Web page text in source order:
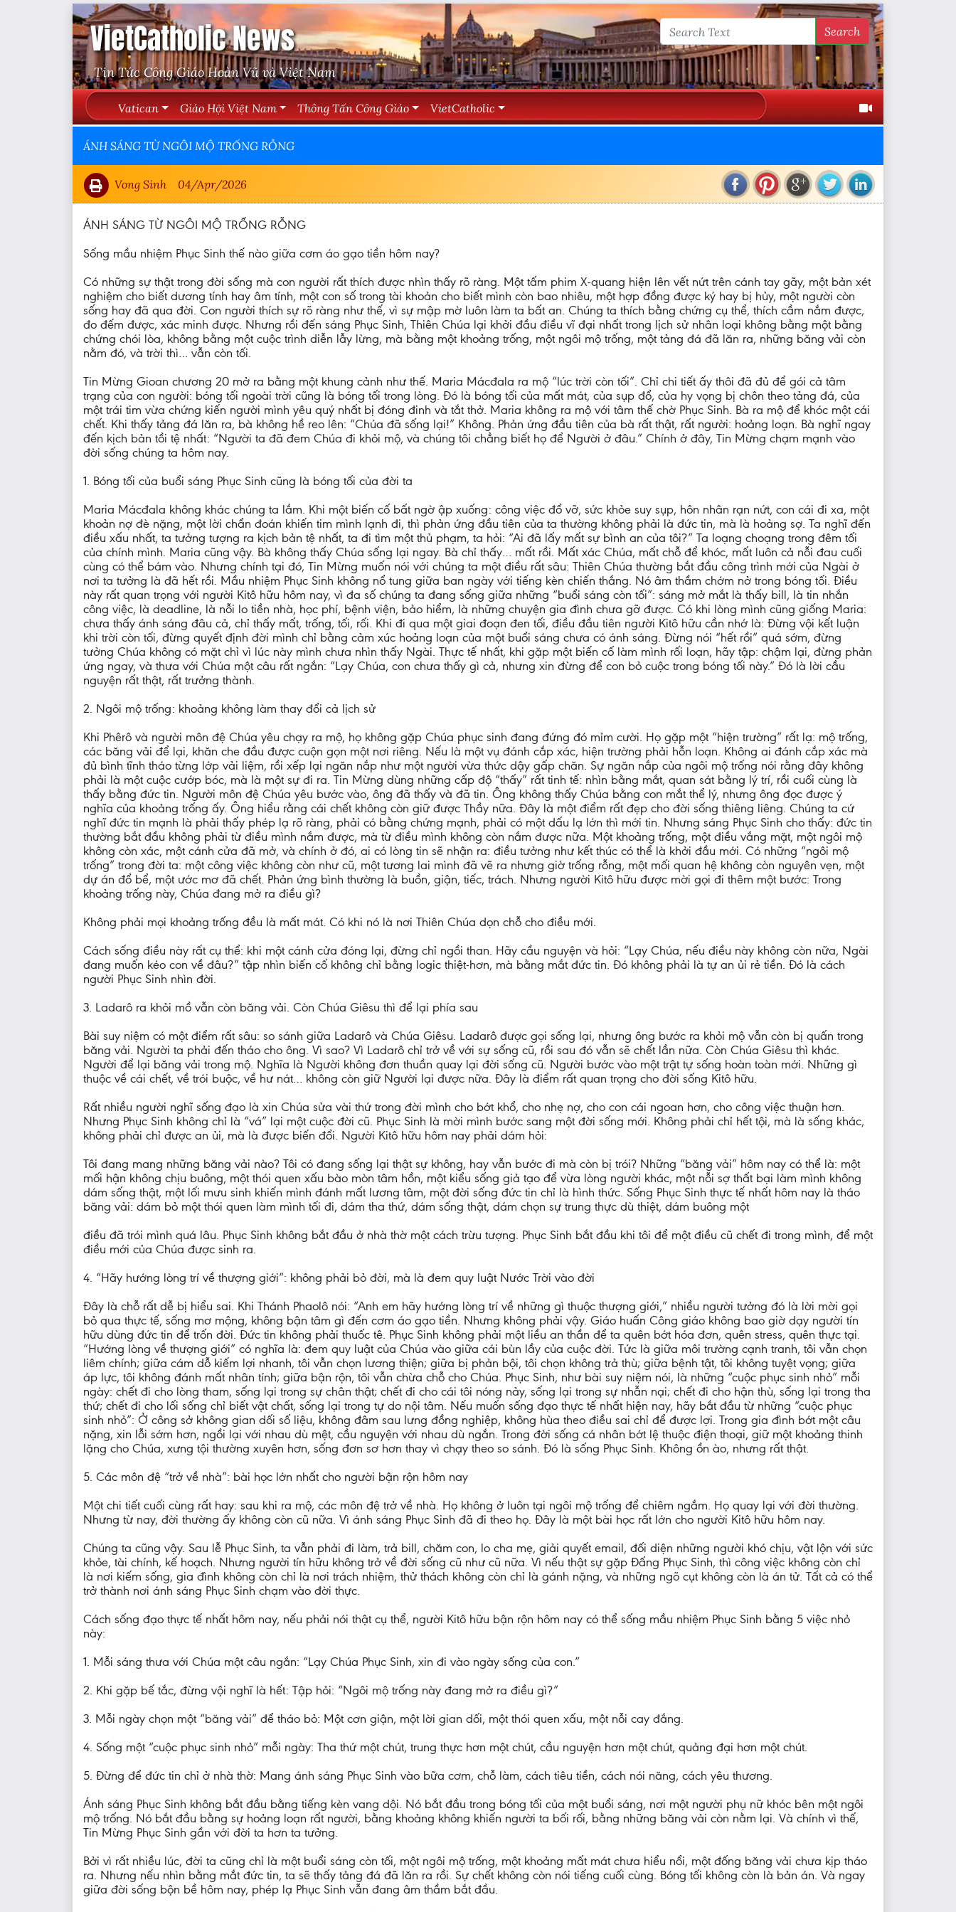
VietCatholic News
Tin Tức Công Giáo Hoàn Vũ và Việt Nam
Search
Vatican Giáo Hội Việt Nam Thông Tấn Công Giáo VietCatholic
ÁNH SÁNG TỪ NGÔI MỘ TRỐNG RỖNG
Vong Sinh 04/Apr/2026
ÁNH SÁNG TỪ NGÔI MỘ TRỐNG RỖNG
Sống mầu nhiệm Phục Sinh thế nào giữa cơm áo gạo tiền hôm nay?
Có những sự thật trong đời sống mà con người rất thích được nhìn thấy rõ ràng. Một tấm phim X-quang hiện lên vết nứt trên cánh tay gãy, một bản xét
nghiệm cho biết dương tính hay âm tính, một con số trong tài khoản cho biết mình còn bao nhiêu, một hợp đồng được ký hay bị hủy, một người còn
sống hay đã qua đời. Con người thích sự rõ ràng như thế, vì sự mập mờ luôn làm ta bất an. Chúng ta thích bằng chứng cụ thể, thích cầm nắm được,
đo đếm được, xác minh được. Nhưng rồi đến sáng Phục Sinh, Thiên Chúa lại khởi đầu điều vĩ đại nhất trong lịch sử nhân loại không bằng một bằng
chứng chói lòa, không bằng một cuộc trình diễn lẫy lừng, mà bằng một khoảng trống, một ngôi mộ trống, một tảng đá đã lăn ra, những băng vải còn
nằm đó, và trời thì… vẫn còn tối.
Tin Mừng Gioan chương 20 mở ra bằng một khung cảnh như thế. Maria Mácđala ra mộ “lúc trời còn tối”. Chỉ chi tiết ấy thôi đã đủ để gói cả tâm
trạng của con người: bóng tối ngoài trời cũng là bóng tối trong lòng. Đó là bóng tối của mất mát, của sụp đổ, của hy vọng bị chôn theo tảng đá, của
một trái tim vừa chứng kiến người mình yêu quý nhất bị đóng đinh và tắt thở. Maria không ra mộ với tâm thế chờ Phục Sinh. Bà ra mộ để khóc một cái
chết. Khi thấy tảng đá lăn ra, bà không hề reo lên: “Chúa đã sống lại!” Không. Phản ứng đầu tiên của bà rất thật, rất người: hoảng loạn. Bà nghĩ ngay
đến kịch bản tồi tệ nhất: “Người ta đã đem Chúa đi khỏi mộ, và chúng tôi chẳng biết họ để Người ở đâu.” Chính ở đây, Tin Mừng chạm mạnh vào
đời sống chúng ta hôm nay.
1. Bóng tối của buổi sáng Phục Sinh cũng là bóng tối của đời ta
Maria Mácđala không khác chúng ta lắm. Khi một biến cố bất ngờ ập xuống: công việc đổ vỡ, sức khỏe suy sụp, hôn nhân rạn nứt, con cái đi xa, một
khoản nợ đè nặng, một lời chẩn đoán khiến tim mình lạnh đi, thì phản ứng đầu tiên của ta thường không phải là đức tin, mà là hoảng sợ. Ta nghĩ đến
điều xấu nhất, ta tưởng tượng ra kịch bản tệ nhất, ta đi tìm một thủ phạm, ta hỏi: “Ai đã lấy mất sự bình an của tôi?” Ta loạng choạng trong đêm tối
của chính mình. Maria cũng vậy. Bà không thấy Chúa sống lại ngay. Bà chỉ thấy… mất rồi. Mất xác Chúa, mất chỗ để khóc, mất luôn cả nỗi đau cuối
cùng có thể bám vào. Nhưng chính tại đó, Tin Mừng muốn nói với chúng ta một điều rất sâu: Thiên Chúa thường bắt đầu công trình mới của Ngài ở
nơi ta tưởng là đã hết rồi. Mầu nhiệm Phục Sinh không nổ tung giữa ban ngày với tiếng kèn chiến thắng. Nó âm thầm chớm nở trong bóng tối. Điều
này rất quan trọng với người Kitô hữu hôm nay, vì đa số chúng ta đang sống giữa những “buổi sáng còn tối”: sáng mở mắt là thấy bill, là tin nhắn
công việc, là deadline, là nỗi lo tiền nhà, học phí, bệnh viện, bảo hiểm, là những chuyện gia đình chưa gỡ được. Có khi lòng mình cũng giống Maria:
chưa thấy ánh sáng đâu cả, chỉ thấy mất, trống, tối, rối. Khi đi qua một giai đoạn đen tối, điều đầu tiên người Kitô hữu cần nhớ là: Đừng vội kết luận
khi trời còn tối, đừng quyết định đời mình chỉ bằng cảm xúc hoảng loạn của một buổi sáng chưa có ánh sáng. Đừng nói “hết rồi” quá sớm, đừng
tưởng Chúa không có mặt chỉ vì lúc này mình chưa nhìn thấy Ngài. Thực tế nhất, khi gặp một biến cố làm mình rối loạn, hãy tập: chậm lại, đừng phản
ứng ngay, và thưa với Chúa một câu rất ngắn: “Lạy Chúa, con chưa thấy gì cả, nhưng xin đừng để con bỏ cuộc trong bóng tối này.” Đó là lời cầu
nguyện rất thật, rất trưởng thành.
2. Ngôi mộ trống: khoảng không làm thay đổi cả lịch sử
Khi Phêrô và người môn đệ Chúa yêu chạy ra mộ, họ không gặp Chúa phục sinh đang đứng đó mỉm cười. Họ gặp một “hiện trường” rất lạ: mộ trống,
các băng vải để lại, khăn che đầu được cuộn gọn một nơi riêng. Nếu là một vụ đánh cắp xác, hiện trường phải hỗn loạn. Không ai đánh cắp xác mà
đủ bình tĩnh tháo từng lớp vải liệm, rồi xếp lại ngăn nắp như một người vừa thức dậy gấp chăn. Sự ngăn nắp của ngôi mộ trống nói rằng đây không
phải là một cuộc cướp bóc, mà là một sự đi ra. Tin Mừng dùng những cấp độ “thấy” rất tinh tế: nhìn bằng mắt, quan sát bằng lý trí, rồi cuối cùng là
thấy bằng đức tin. Người môn đệ Chúa yêu bước vào, ông đã thấy và đã tin. Ông không thấy Chúa bằng con mắt thể lý, nhưng ông đọc được ý
nghĩa của khoảng trống ấy. Ông hiểu rằng cái chết không còn giữ được Thầy nữa. Đây là một điểm rất đẹp cho đời sống thiêng liêng. Chúng ta cứ
nghĩ đức tin mạnh là phải thấy phép lạ rõ ràng, phải có bằng chứng mạnh, phải có một dấu lạ lớn thì mới tin. Nhưng sáng Phục Sinh cho thấy: đức tin
thường bắt đầu không phải từ điều mình nắm được, mà từ điều mình không còn nắm được nữa. Một khoảng trống, một điều vắng mặt, một ngôi mộ
không còn xác, một cánh cửa đã mở, và chính ở đó, ai có lòng tin sẽ nhận ra: điều tưởng như kết thúc có thể là khởi đầu mới. Có những “ngôi mộ
trống” trong đời ta: một công việc không còn như cũ, một tương lai mình đã vẽ ra nhưng giờ trống rỗng, một mối quan hệ không còn nguyên vẹn, một
dự án đổ bể, một ước mơ đã chết. Phản ứng bình thường là buồn, giận, tiếc, trách. Nhưng người Kitô hữu được mời gọi đi thêm một bước: Trong
khoảng trống này, Chúa đang mở ra điều gì?
Không phải mọi khoảng trống đều là mất mát. Có khi nó là nơi Thiên Chúa dọn chỗ cho điều mới.
Cách sống điều này rất cụ thể: khi một cánh cửa đóng lại, đừng chỉ ngồi than. Hãy cầu nguyện và hỏi: “Lạy Chúa, nếu điều này không còn nữa, Ngài
đang muốn kéo con về đâu?” tập nhìn biến cố không chỉ bằng logic thiệt-hơn, mà bằng mắt đức tin. Đó không phải là tự an ủi rẻ tiền. Đó là cách
người Phục Sinh nhìn đời.
3. Ladarô ra khỏi mồ vẫn còn băng vải. Còn Chúa Giêsu thì để lại phía sau
Bài suy niệm có một điểm rất sâu: so sánh giữa Ladarô và Chúa Giêsu. Ladarô được gọi sống lại, nhưng ông bước ra khỏi mộ vẫn còn bị quấn trong
băng vải. Người ta phải đến tháo cho ông. Vì sao? Vì Ladarô chỉ trở về với sự sống cũ, rồi sau đó vẫn sẽ chết lần nữa. Còn Chúa Giêsu thì khác.
Người để lại băng vải trong mộ. Nghĩa là Người không đơn thuần quay lại đời sống cũ. Người bước vào một trật tự sống hoàn toàn mới. Những gì
thuộc về cái chết, về trói buộc, về hư nát… không còn giữ Người lại được nữa. Đây là điểm rất quan trọng cho đời sống Kitô hữu.
Rất nhiều người nghĩ sống đạo là xin Chúa sửa vài thứ trong đời mình cho bớt khổ, cho nhẹ nợ, cho con cái ngoan hơn, cho công việc thuận hơn.
Nhưng Phục Sinh không chỉ là “vá” lại một cuộc đời cũ. Phục Sinh là mời mình bước sang một đời sống mới. Không phải chỉ hết tội, mà là sống khác,
không phải chỉ được an ủi, mà là được biến đổi. Người Kitô hữu hôm nay phải dám hỏi:
Tôi đang mang những băng vải nào? Tôi có đang sống lại thật sự không, hay vẫn bước đi mà còn bị trói? Những “băng vải” hôm nay có thể là: một
mối hận không chịu buông, một thói quen xấu bào mòn tâm hồn, một kiểu sống giả tạo để vừa lòng người khác, một nỗi sợ thất bại làm mình không
dám sống thật, một lối mưu sinh khiến mình đánh mất lương tâm, một đời sống đức tin chỉ là hình thức. Sống Phục Sinh thực tế nhất hôm nay là tháo
băng vải: dám bỏ một thói quen làm mình tối đi, dám tha thứ, dám sống thật, dám chọn sự trung thực dù thiệt, dám buông một
điều đã trói mình quá lâu. Phục Sinh không bắt đầu ở nhà thờ một cách trừu tượng. Phục Sinh bắt đầu khi tôi để một điều cũ chết đi trong mình, để một
điều mới của Chúa được sinh ra.
4. “Hãy hướng lòng trí về thượng giới”: không phải bỏ đời, mà là đem quy luật Nước Trời vào đời
Đây là chỗ rất dễ bị hiểu sai. Khi Thánh Phaolô nói: “Anh em hãy hướng lòng trí về những gì thuộc thượng giới,” nhiều người tưởng đó là lời mời gọi
bỏ qua thực tế, sống mơ mộng, không bận tâm gì đến cơm áo gạo tiền. Nhưng không phải vậy. Giáo huấn Công giáo không bao giờ dạy người tín
hữu dùng đức tin để trốn đời. Đức tin không phải thuốc tê. Phục Sinh không phải một liều an thần để ta quên bớt hóa đơn, quên stress, quên thực tại.
“Hướng lòng về thượng giới” có nghĩa là: đem quy luật của Chúa vào giữa cái bùn lầy của cuộc đời. Tức là giữa môi trường cạnh tranh, tôi vẫn chọn
liêm chính; giữa cám dỗ kiếm lợi nhanh, tôi vẫn chọn lương thiện; giữa bị phản bội, tôi chọn không trả thù; giữa bệnh tật, tôi không tuyệt vọng; giữa
áp lực, tôi không đánh mất nhân tính; giữa bận rộn, tôi vẫn chừa chỗ cho Chúa. Phục Sinh, như bài suy niệm nói, là những “cuộc phục sinh nhỏ” mỗi
ngày: chết đi cho lòng tham, sống lại trong sự chân thật; chết đi cho cái tôi nóng nảy, sống lại trong sự nhẫn nại; chết đi cho hận thù, sống lại trong tha
thứ; chết đi cho lối sống chỉ biết vật chất, sống lại trong tự do nội tâm. Nếu muốn sống đạo thực tế nhất hiện nay, hãy bắt đầu từ những “cuộc phục
sinh nhỏ”: Ở công sở không gian dối số liệu, không đâm sau lưng đồng nghiệp, không hùa theo điều sai chỉ để được lợi. Trong gia đình bớt một câu
nặng, xin lỗi sớm hơn, ngồi lại với nhau dù mệt, cầu nguyện với nhau dù ngắn. Trong đời sống cá nhân bớt lệ thuộc điện thoại, giữ một khoảng thinh
lặng cho Chúa, xưng tội thường xuyên hơn, sống đơn sơ hơn thay vì chạy theo so sánh. Đó là sống Phục Sinh. Không ồn ào, nhưng rất thật.
5. Các môn đệ “trở về nhà”: bài học lớn nhất cho người bận rộn hôm nay
Một chi tiết cuối cùng rất hay: sau khi ra mộ, các môn đệ trở về nhà. Họ không ở luôn tại ngôi mộ trống để chiêm ngắm. Họ quay lại với đời thường.
Nhưng từ nay, đời thường ấy không còn cũ nữa. Vì ánh sáng Phục Sinh đã đi theo họ. Đây là một bài học rất lớn cho người Kitô hữu hôm nay.
Chúng ta cũng vậy. Sau lễ Phục Sinh, ta vẫn phải đi làm, trả bill, chăm con, lo cha mẹ, giải quyết email, đối diện những người khó chịu, vật lộn với sức
khỏe, tài chính, kế hoạch. Nhưng người tín hữu không trở về đời sống cũ như cũ nữa. Vì nếu thật sự gặp Đấng Phục Sinh, thì công việc không còn chỉ
là nơi kiếm sống, gia đình không còn chỉ là nơi trách nhiệm, thử thách không còn chỉ là gánh nặng, và những ngõ cụt không còn là án tử. Tất cả có thể
trở thành nơi ánh sáng Phục Sinh chạm vào đời thực.
Cách sống đạo thực tế nhất hôm nay, nếu phải nói thật cụ thể, người Kitô hữu bận rộn hôm nay có thể sống mầu nhiệm Phục Sinh bằng 5 việc nhỏ
này:
1. Mỗi sáng thưa với Chúa một câu ngắn: “Lạy Chúa Phục Sinh, xin đi vào ngày sống của con.”
2. Khi gặp bế tắc, đừng vội nghĩ là hết: Tập hỏi: “Ngôi mộ trống này đang mở ra điều gì?”
3. Mỗi ngày chọn một “băng vải” để tháo bỏ: Một cơn giận, một lời gian dối, một thói quen xấu, một nỗi cay đắng.
4. Sống một “cuộc phục sinh nhỏ” mỗi ngày: Tha thứ một chút, trung thực hơn một chút, cầu nguyện hơn một chút, quảng đại hơn một chút.
5. Đừng để đức tin chỉ ở nhà thờ: Mang ánh sáng Phục Sinh vào bữa cơm, chỗ làm, cách tiêu tiền, cách nói năng, cách yêu thương.
Ánh sáng Phục Sinh không bắt đầu bằng tiếng kèn vang dội. Nó bắt đầu trong bóng tối của một buổi sáng, nơi một người phụ nữ khóc bên một ngôi
mộ trống. Nó bắt đầu bằng sự hoảng loạn rất người, bằng khoảng không khiến người ta bối rối, bằng những băng vải còn nằm lại. Và chính vì thế,
Tin Mừng Phục Sinh gần với đời ta hơn ta tưởng.
Bởi vì rất nhiều lúc, đời ta cũng chỉ là một buổi sáng còn tối, một ngôi mộ trống, một khoảng mất mát chưa hiểu nổi, một đống băng vải chưa kịp tháo
ra. Nhưng nếu nhìn bằng mắt đức tin, ta sẽ thấy tảng đá đã lăn ra rồi. Sự chết không còn nói tiếng cuối cùng. Bóng tối không còn là bản án. Và ngay
giữa đời sống bộn bề hôm nay, phép lạ Phục Sinh vẫn đang âm thầm bắt đầu.